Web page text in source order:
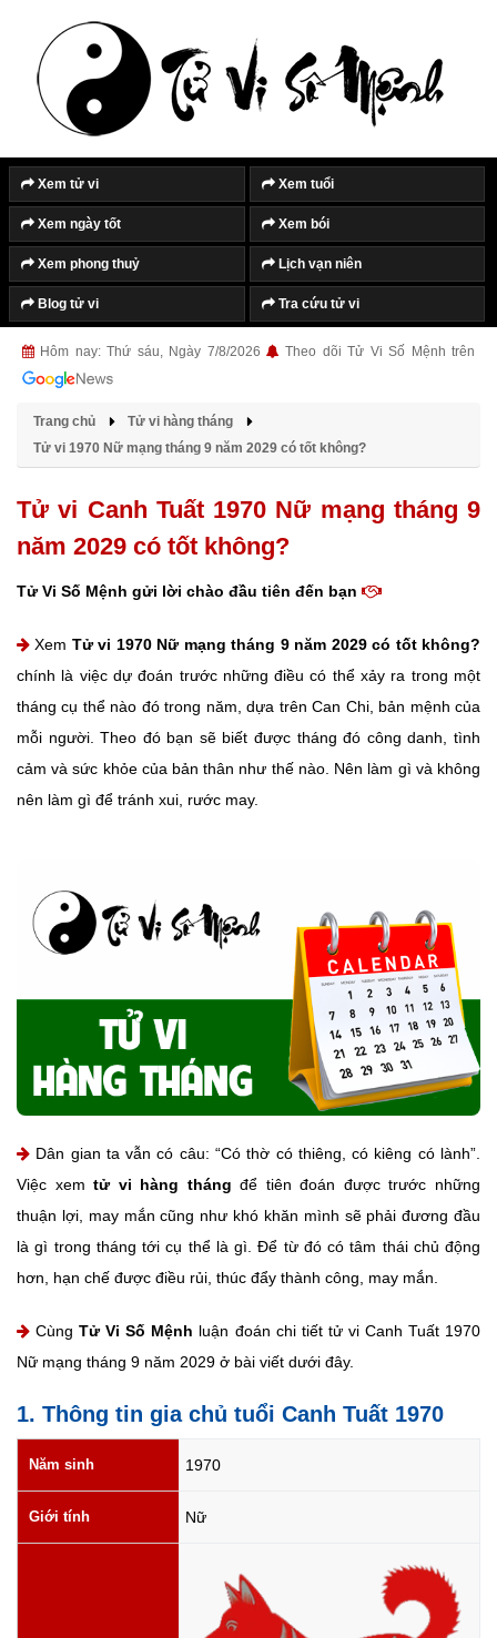
Xem tử vi Xem tuổi
Xem ngày tốt Xem bói
Xem phong thuỷ Lịch vạn niên
Blog tử vi Tra cứu tử vi
Hôm nay: Thứ sáu, Ngày 7/8/2026 Theo dõi Tử Vi Số Mệnh trên
Trang chủ
Tử vi hàng tháng
Tử vi 1970 Nữ mạng tháng 9 năm 2029 có tốt không?
Tử vi Canh Tuất 1970 Nữ mạng tháng 9
năm 2029 có tốt không?
Tử Vi Số Mệnh gửi lời chào đầu tiên đến bạn
Xem Tử vi 1970 Nữ mạng tháng 9 năm 2029 có tốt không?
chính là việc dự đoán trước những điều có thể xảy ra trong một
tháng cụ thể nào đó trong năm, dựa trên Can Chi, bản mệnh của
mỗi người. Theo đó bạn sẽ biết được tháng đó công danh, tình
cảm và sức khỏe của bản thân như thế nào. Nên làm gì và không
nên làm gì để tránh xui, rước may.
Dân gian ta vẫn có câu: “Có thờ có thiêng, có kiêng có lành”.
Việc xemtử vi hàng tháng để tiên đoán được trước những
thuận lợi, may mắn cũng như khó khăn mình sẽ phải đương đầu
là gì trong tháng tới cụ thể là gì. Để từ đó có tâm thái chủ động
hơn, hạn chế được điều rủi, thúc đẩy thành công, may mắn.
CùngTử Vi Số Mệnh luận đoán chi tiết tử vi Canh Tuất 1970
Nữ mạng tháng 9 năm 2029 ở bài viết dưới đây.
1. Thông tin gia chủ tuổi Canh Tuất 1970
Năm sinh 1970
Giới tính Nữ